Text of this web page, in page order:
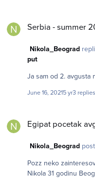
Serbia - summer
Nikola_Beograd
put
Ja sam od 2. avgusta
June 16, 20215 yr3 replies
Egipat pocetak
Nikola_Beograd
Pozz neko
Nikola 31 godinu